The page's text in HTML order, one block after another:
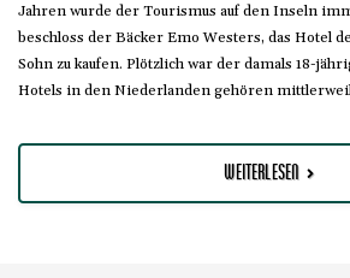
Jahren wurde der Tourismus auf den Inseln
beschloss der Bäcker Emo Westers, das Hotel
Sohn zu kaufen. Plötzlich war der damals 18-
Hotels in den Niederlanden gehören
WEITERLESEN